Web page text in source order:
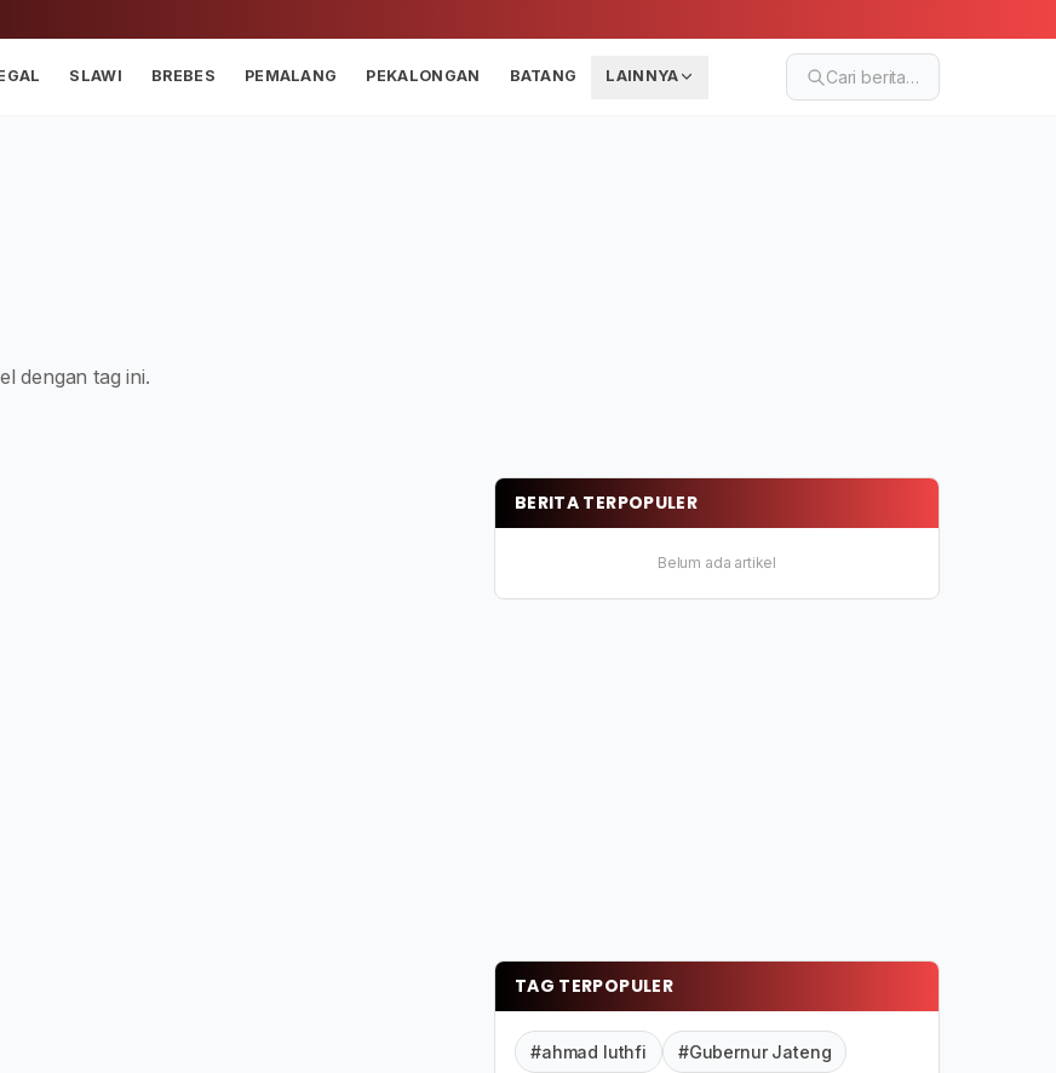
SLAWI BREBES PEMALANG PEKALONGAN BATANG LAINNYA Cari berita…
dengan tag ini.
BERITA TERPOPULER
Belum ada artikel
TAG TERPOPULER
#ahmad luthfi #Gubernur Jateng